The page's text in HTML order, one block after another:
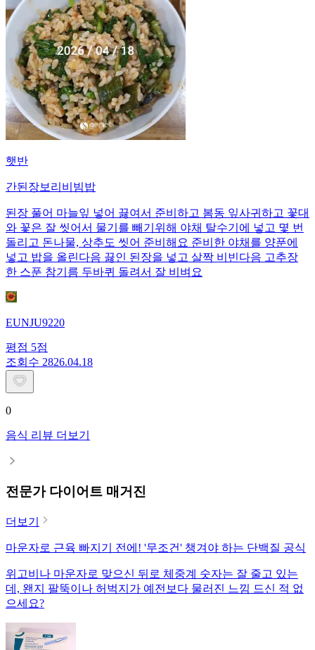
햇반
간된장보리비빔밥
된장 풀어 마늘잎 넣어 끓여서 준비하고 봄동 잎사귀하고 꽃대
와 꽃은 잘 씻어서 물기를 빼기위해 야채 탈수기에 넣고 몇 번
돌리고 돈나물, 상추도 씻어 준비해요 준비한 야채를 양푼에
넣고 밥을 올린다음 끓인 된장을 넣고 살짝 비빈다음 고추장
한 스푼 참기름 두바퀴 돌려서 잘 비벼요
EUNJU9220
평점 5점
조회수 2826.04.18
0
음식 리뷰 더보기
전문가 다이어트 매거진
더보기
마운자로 근육 빠지기 전에! '무조건' 챙겨야 하는 단백질 공식
위고비나 마운자로 맞으신 뒤로 체중계 숫자는 잘 줄고 있는
데, 왠지 팔뚝이나 허벅지가 예전보다 물러진 느낌 드신 적 없
으세요?